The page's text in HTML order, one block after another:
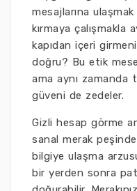
mesajlarına
kırmaya çalışmakla
kapıdan içeri
doğru? Bu etik
ama aynı zamanda
güveni de zedeler.
Gizli hesap görme
sanal merak
bilgiye ulaşma
bir yerden sonra